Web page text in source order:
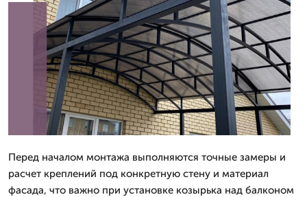
Перед началом монтажа выполняются точные замеры и
расчет креплений под конкретную стену и материал
фасада, что важно при установке козырька над балконом